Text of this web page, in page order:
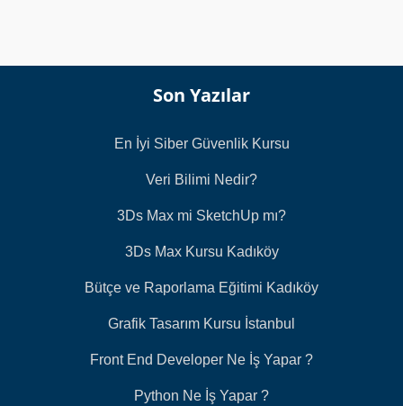
Son Yazılar
En İyi Siber Güvenlik Kursu
Veri Bilimi Nedir?
3Ds Max mi SketchUp mı?
3Ds Max Kursu Kadıköy
Bütçe ve Raporlama Eğitimi Kadıköy
Grafik Tasarım Kursu İstanbul
Front End Developer Ne İş Yapar ?
Python Ne İş Yapar ?